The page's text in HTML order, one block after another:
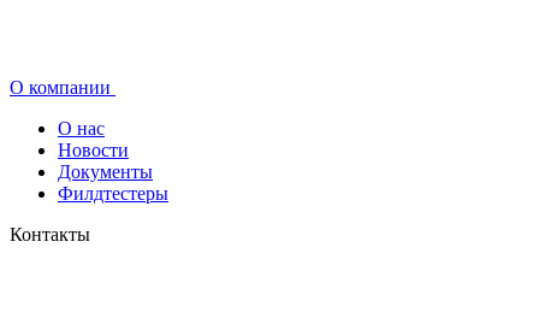
О компании
О нас
Новости
Документы
Филдтестеры
Контакты